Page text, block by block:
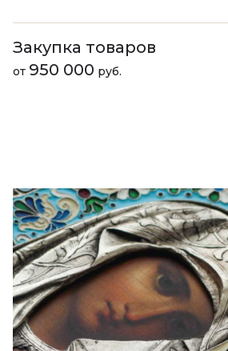
Закупка товаров
от 950 000 руб.